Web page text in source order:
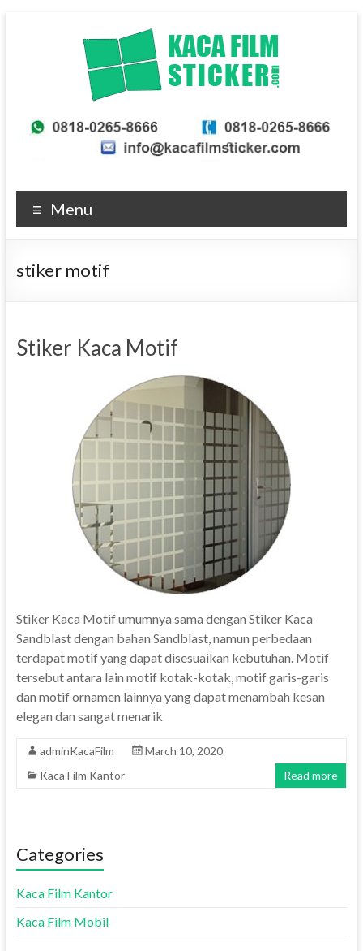
KacaFilmSticker.com
Berkualitas
TerbaikMenu
stiker motif
Stiker Kaca Motif
Stiker Kaca Motif umumnya sama dengan Stiker Kaca
Sandblast dengan bahan Sandblast, namun perbedaan
terdapat motif yang dapat disesuaikan kebutuhan. Motif
tersebut antara lain motif kotak-kotak, motif garis-garis
dan motif ornamen lainnya yang dapat menambah kesan
elegan dan sangat menarik
adminKacaFilm
March 10, 2020
Kaca Film Kantor
Read more
Categories
Kaca Film Kantor
Kaca Film Mobil